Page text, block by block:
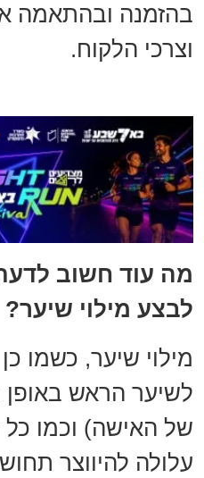
בהזמנה ובהתאמה
וצרכי הלקוח.
מה עוד חשוב
לבצע מילוי שיער?
מילוי שיער, כשמו
לשיער הראש
של האישה) וכמו כל
עלולה להיווצר